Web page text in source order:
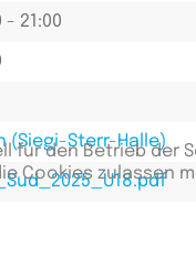
- 21:00
(Siegi-Sterr-Halle)
für den Betrieb
Cookies